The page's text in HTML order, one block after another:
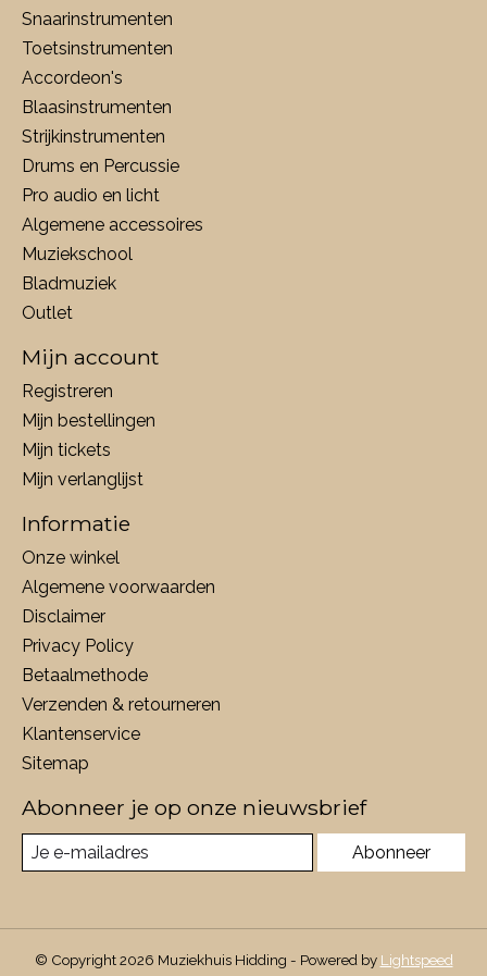
Snaarinstrumenten
Toetsinstrumenten
Accordeon's
Blaasinstrumenten
Strijkinstrumenten
Drums en Percussie
Pro audio en licht
Algemene accessoires
Muziekschool
Bladmuziek
Outlet
Mijn account
Registreren
Mijn bestellingen
Mijn tickets
Mijn verlanglijst
Informatie
Onze winkel
Algemene voorwaarden
Disclaimer
Privacy Policy
Betaalmethode
Verzenden & retourneren
Klantenservice
Sitemap
Abonneer je op onze nieuwsbrief
Abonneer
© Copyright 2026 Muziekhuis Hidding - Powered by Lightspeed